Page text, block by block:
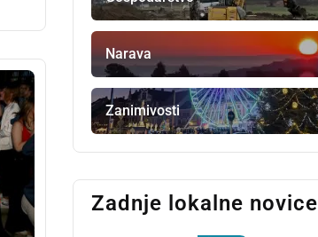
Narava
Zanimivosti
Zadnje lokalne novice